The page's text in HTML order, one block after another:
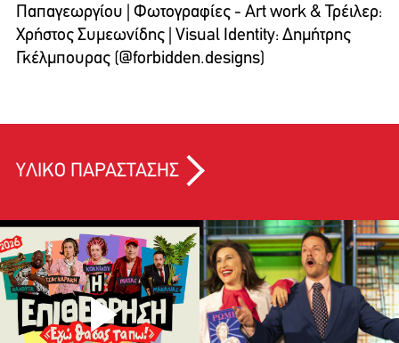
Παπαγεωργίου | Φωτογραφίες - Art work & Τρέιλερ:
Χρήστος Συμεωνίδης | Visual Identity: Δημήτρης
Γκέλμπουρας (@forbidden.designs)
ΥΛΙΚΟ ΠΑΡΑΣΤΑΣΗΣ